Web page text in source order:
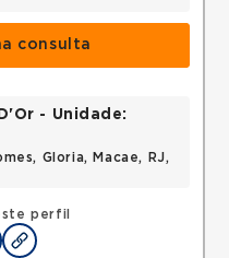
consulta
perfil
- Unidade:
Gloria, Macae, RJ,